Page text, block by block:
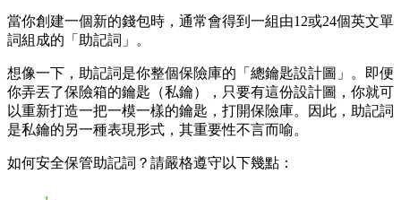
當你創建一個新的錢包時，通常會得到一組由12或24個英文單
詞組成的「助記詞」。
想像一下，助記詞是你整個保險庫的「總鑰匙設計圖」。即便
你弄丟了保險箱的鑰匙（私鑰），只要有這份設計圖，你就可
以重新打造一把一模一樣的鑰匙，打開保險庫。因此，助記詞
是私鑰的另一種表現形式，其重要性不言而喻。
如何安全保管助記詞？請嚴格遵守以下幾點：